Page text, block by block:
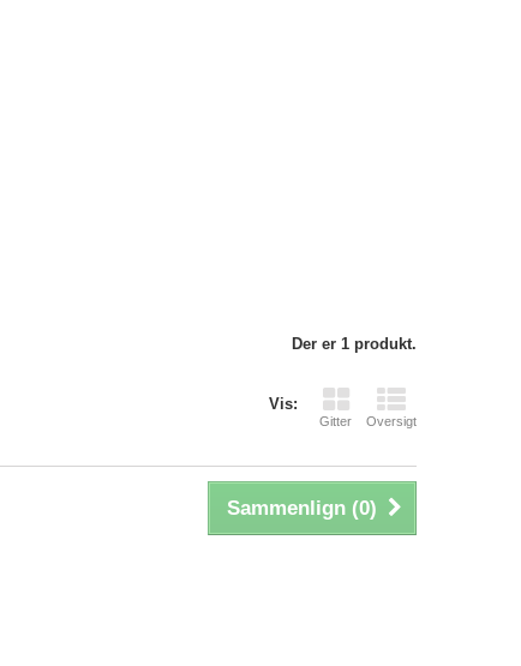
Der er 1 produkt.
Vis:
Gitter Oversigt
Sammenlign (0)